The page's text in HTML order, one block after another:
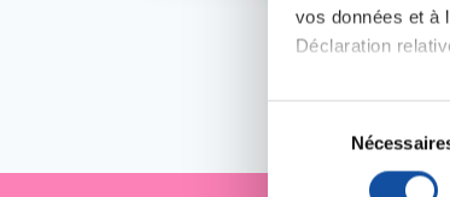
vos données et à
Déclaration
Si vous le
Collecter
l